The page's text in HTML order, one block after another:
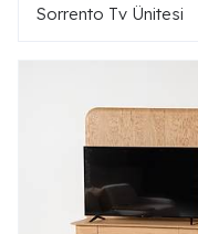
Sorrento Tv Ünitesi